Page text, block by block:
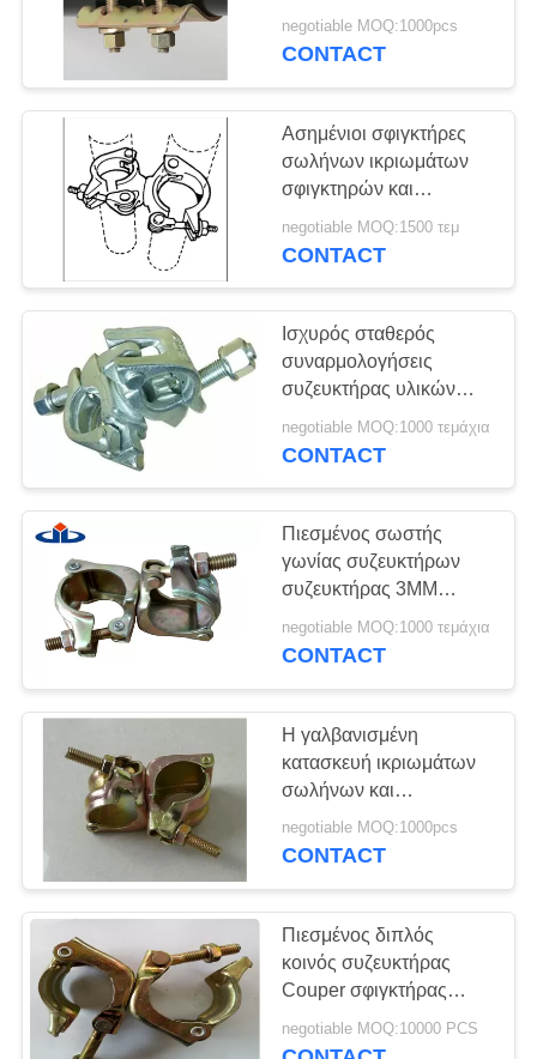
ικριωμάτων
συζευκτήρων
negotiable MOQ:1000pcs
CONTACT
Ασημένιοι σφιγκτήρες
σωλήνων ικριωμάτων
σφιγκτηρών και
συναρμολογήσεων
υλικών σκαλωσιάς για
negotiable MOQ:1500 τεμ
CONTACT
Ισχυρός σταθερός
συναρμολογήσεις
συζευκτήρας υλικών
σκαλωσιάς χάλυβα
υλικών σκαλωσιάς
negotiable MOQ:1000 τεμάχια
CONTACT
Πιεσμένος σωστής
γωνίας συζευκτήρων
συζευκτήρας 3MM
στροφέων υλικών
σκαλωσιάς διπλός
negotiable MOQ:1000 τεμάχια
CONTACT
Η γαλβανισμένη
κατασκευή ικριωμάτων
σωλήνων και
συζευκτήρων
σφυρηλάτησε το διπλό
negotiable MOQ:1000pcs
CONTACT
Πιεσμένος διπλός
κοινός συζευκτήρας
Couper σφιγκτήρας
BS1139 υλικών
σκαλωσιάς ικριωμάτων
negotiable MOQ:10000 PCS